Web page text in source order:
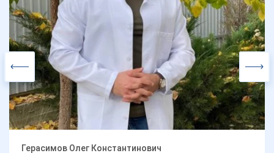
Общий стаж работы:
6 лет.
Герасимов Олег Константинович